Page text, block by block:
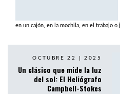
en un cajón, en la mochila, en el trabajo o
OCTUBRE 22 | 2025
Un clásico que mide la luz
del sol: El Heliógrafo
Campbell-Stokes